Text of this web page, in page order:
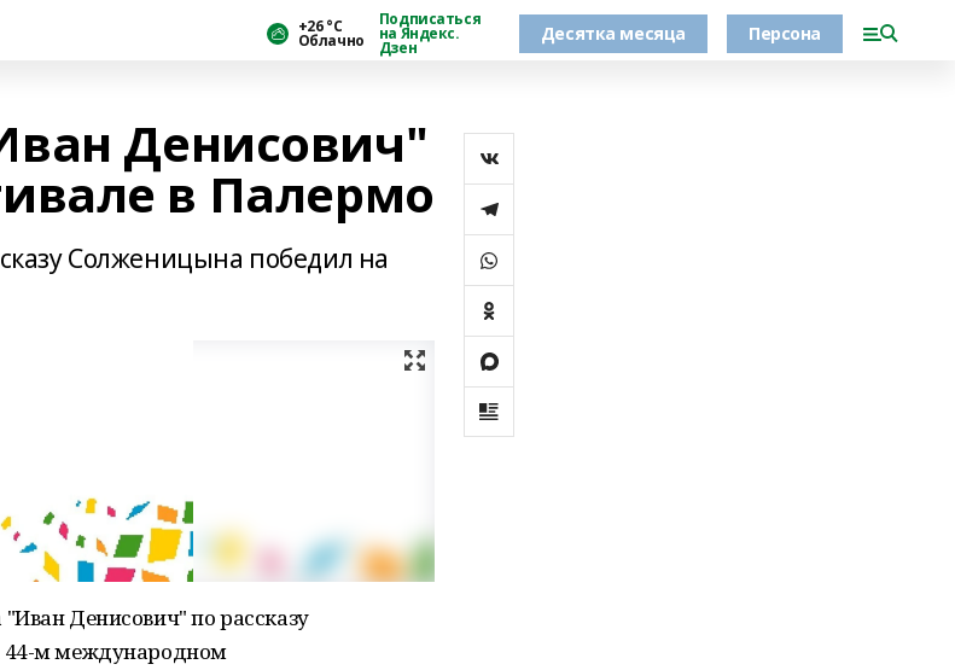
+26 °С
Облачно
Подписаться
на Яндекс.
Дзен
Десятка месяца Персона
Денисович"
в Палермо
Солженицына победил на
Денисович" по рассказу
44-м международном